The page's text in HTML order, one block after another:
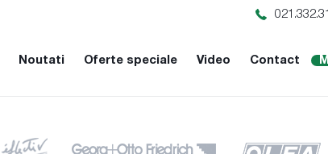
Noutati Oferte speciale Video Contact